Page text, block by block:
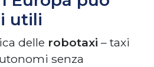
utili
delle robotaxi – taxi
senza